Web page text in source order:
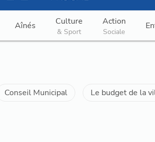
Aînés Culture
& Sport
Action
Sociale
Conseil Municipal Le budget de la